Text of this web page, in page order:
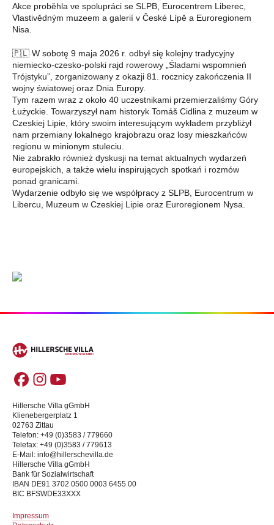
Akce proběhla ve spolupráci se SLPB, Eurocentrem Liberec,
Vlastivědným muzeem a galerií v České Lípě a Euroregionem
Nisa.
🇵🇱 W sobotę 9 maja 2026 r. odbył się kolejny tradycyjny
niemiecko-czesko-polski rajd rowerowy „Śladami wspomnień
Trójstyku”, zorganizowany z okazji 81. rocznicy zakończenia II
wojny światowej oraz Dnia Europy.
Tym razem wraz z około 40 uczestnikami przemierzaliśmy Góry
Łużyckie. Towarzyszył nam historyk Tomáš Cidlina z muzeum w
Czeskiej Lipie, który swoim interesującym wykładem przybliżył
nam przemiany lokalnego krajobrazu oraz losy mieszkańców
regionu w minionym stuleciu.
Nie zabrakło również dyskusji na temat aktualnych wydarzeń
europejskich, a także wielu inspirujących spotkań i rozmów
ponad granicami.
Wydarzenie odbyło się we współpracy z SLPB, Eurocentrum w
Libercu, Muzeum w Czeskiej Lipie oraz Euroregionem Nysa.
Hillersche Villa gGmbH
Klienebergerplatz 1
02763 Zittau
Telefon: +49 (0)3583 / 779660
Telefax: +49 (0)3583 / 779613
E-Mail: info@hillerschevilla.de
Hillersche Villa gGmbH
Bank für Sozialwirtschaft
IBAN DE91 3702 0500 0003 6455 00
BIC BFSWDE33XXX
Impressum